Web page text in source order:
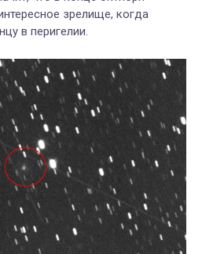
зрелище, когда
в перигелии.